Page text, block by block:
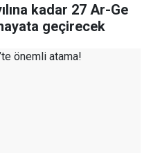
kadar 27 Ar-Ge
geçirecek